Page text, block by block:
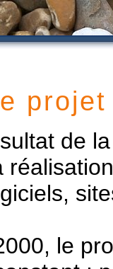
projet
de
le